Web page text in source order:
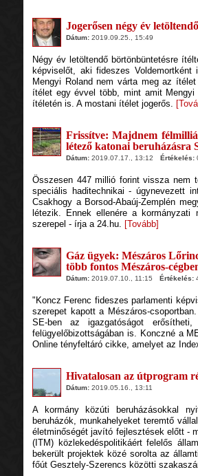
Jogerősen négy év
Dátum:2019.09.25., 15:49
Négy év letöltendő börtönbüntetésre
képviselőt, aki fideszes
Mengyi Roland nem várta meg az
ítélet egy évvel több, mint amit
ítéletén is. A mostani ítélet jogerős.
Frissítve: Majdnem
létező katonai beruházásra
Dátum:2019.07.17., 13:12 Értékelés:
Összesen 447 millió forint vissza nem
speciális haditechnikai - úgynevezett
Csakhogy a Borsod-Abaúj-Zemplén
létezik. Ennek ellenére a kormányzati
szerepel - írja a 24.hu. [Tovább]
Gáz ügyek: Mészáros
több fontos Mészáros-
Dátum:2019.07.10., 11:15 Értékelés:
"Koncz Ferenc fideszes parlamenti
szerepet kapott a Mészáros-
SE-ben az igazgatóságot
felügyelőbizottságában is. Konczné a
Online tényfeltáró cikke, amelyet az
Hivatalosan az útprogram
Dátum:2019.05.16., 13:11
A kormány közúti beruházásokkal
beruházók, munkahelyeket teremtő
életminőségét javító fejlesztések előtt -
(ITM) közlekedéspolitikáért felelős
bekerült projektek közé sorolta az
főút Gesztely-Szerencs közötti